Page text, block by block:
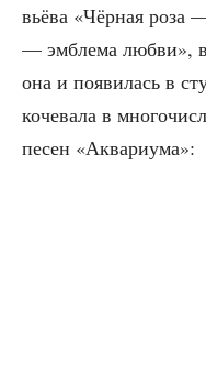
вьё­ва «Чёр­ная роза
— эмбле­ма люб­ви», в
она и появи­лась в
ко­че­ва­ла в
песен «Аква­ри­ума»: